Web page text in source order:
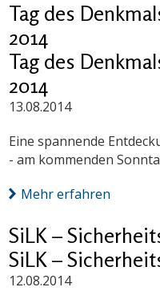
Tag des
2014
Tag des
2014
13.08.2014
Eine spannende
- am kommenden
Mehr erfahren
SiLK –
SiLK –
12.08.2014